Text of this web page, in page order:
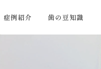
症例紹介 歯の豆知識